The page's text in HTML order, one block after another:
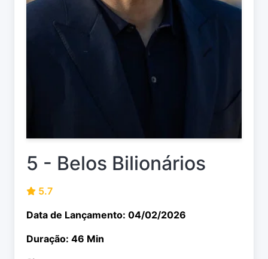
5 - Belos Bilionários
5.7
Data de Lançamento: 04/02/2026
Duração: 46 Min